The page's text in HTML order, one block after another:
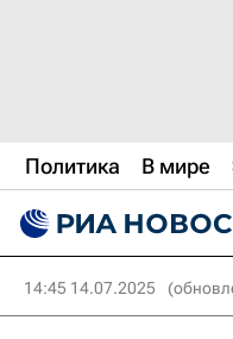
Политика В мире
14:45 14.07.2025